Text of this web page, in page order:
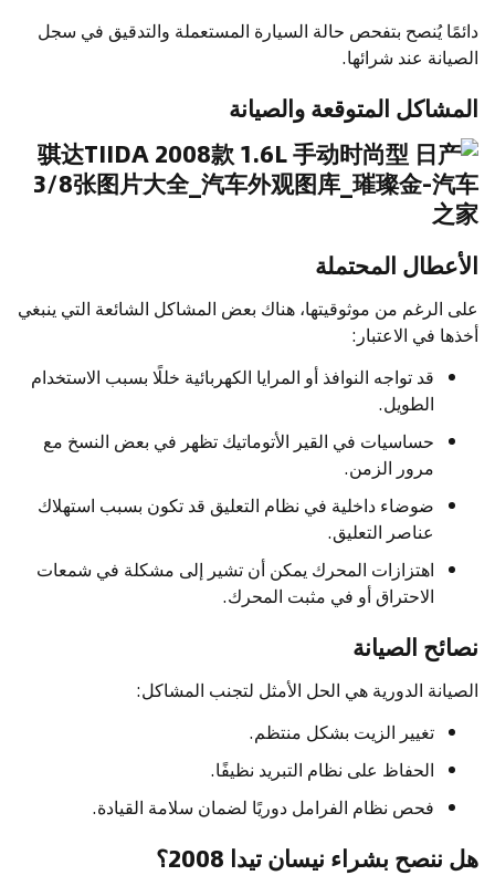
دائمًا يُنصح بتفحص حالة السيارة المستعملة والتدقيق في سجل
الصيانة عند شرائها.
المشاكل المتوقعة والصيانة
الأعطال المحتملة
على الرغم من موثوقيتها، هناك بعض المشاكل الشائعة التي ينبغي
أخذها في الاعتبار:
قد تواجه النوافذ أو المرايا الكهربائية خللًا بسبب الاستخدام
الطويل.
حساسيات في القير الأتوماتيك تظهر في بعض النسخ مع
مرور الزمن.
ضوضاء داخلية في نظام التعليق قد تكون بسبب استهلاك
عناصر التعليق.
اهتزازات المحرك يمكن أن تشير إلى مشكلة في شمعات
الاحتراق أو في مثبت المحرك.
نصائح الصيانة
الصيانة الدورية هي الحل الأمثل لتجنب المشاكل:
تغيير الزيت بشكل منتظم.
الحفاظ على نظام التبريد نظيفًا.
فحص نظام الفرامل دوريًا لضمان سلامة القيادة.
هل ننصح بشراء نيسان تيدا 2008؟